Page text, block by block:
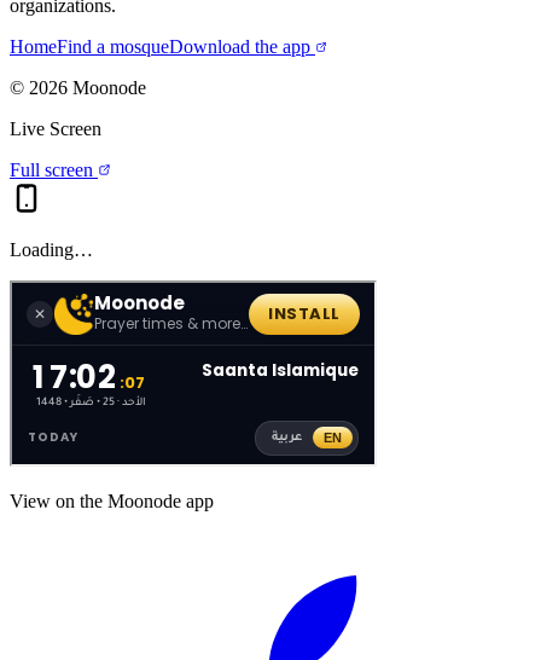
organizations.
HomeFind a mosqueDownload the app
© 2026 Moonode
Live Screen
Full screen
Loading…
View on the Moonode app